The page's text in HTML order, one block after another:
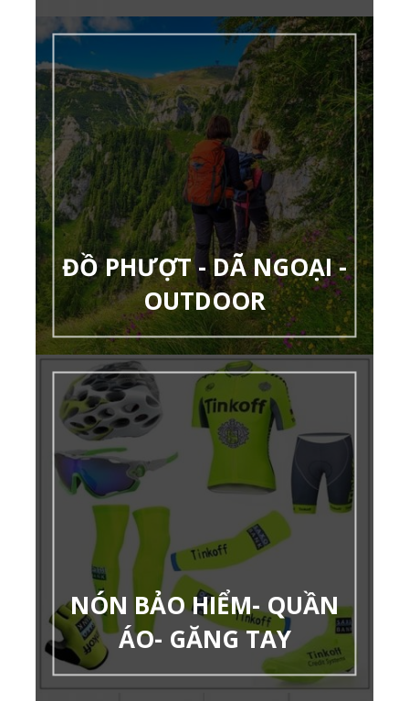
ĐỒ PHƯỢT - DÃ NGOẠI -
OUTDOOR
NÓN BẢO HIỂM- QUẦN
ÁO- GĂNG TAY